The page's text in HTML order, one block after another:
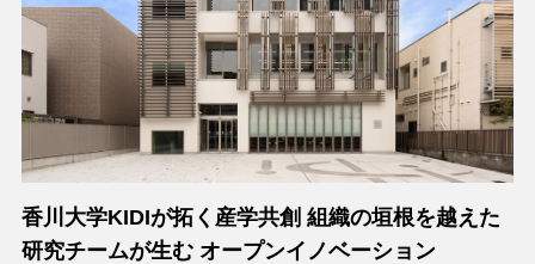
香川大学KIDIが拓く産学共創 組織の垣根を越えた
研究チームが生む オープンイノベーション